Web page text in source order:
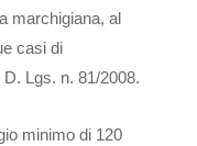
marchigiana, al
casi di
Lgs. n. 81/2008.
minimo di 120